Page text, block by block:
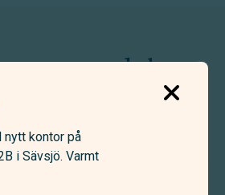
om produkten
kontor på
i Sävsjö. Varmt